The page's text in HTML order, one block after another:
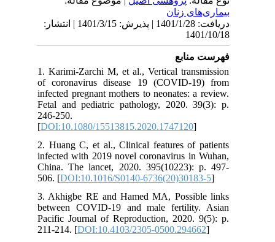
بيماری‌های زنان
دریافت: 1401/1/28 | پذیرش: 1401/3/15 | انتشار:
1401/10/18
فهرست منابع
1. Karimi-Zarchi M, et al., Vertical transmission
of coronavirus disease 19 (COVID-19) from
infected pregnant mothers to neonates: a review.
Fetal and pediatric pathology, 2020. 39(3): p.
246-250.
[DOI:10.1080/15513815.2020.1747120
2. Huang C, et al., Clinical features of patients
infected with 2019 novel coronavirus in Wuhan,
China. The lancet, 2020. 395(10223): p. 497-
506. [DOI:10.1016/S0140-6736(20)30183-5
3. Akhigbe RE and Hamed MA, Possible links
between COVID-19 and male fertility. Asian
Pacific Journal of Reproduction, 2020. 9(5): p.
211-214. [DOI:10.4103/2305-0500.294662